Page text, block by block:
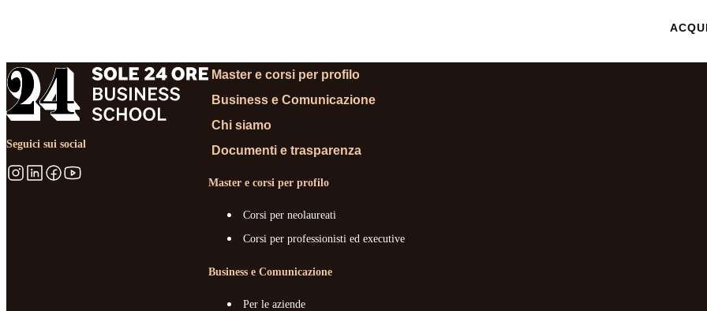
Seguici sui social
Master e corsi per profilo
Business e Comunicazione
Chi siamo
Documenti e trasparenza
Master e corsi per profilo
Corsi per neolaureati
Corsi per professionisti ed executive
Business e Comunicazione
Per le aziende